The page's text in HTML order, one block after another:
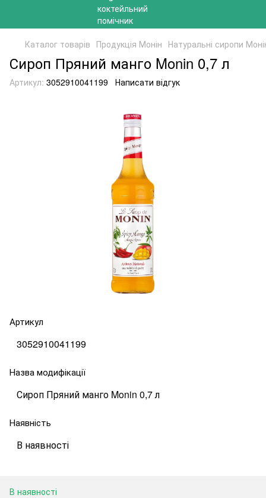
Каталог товарів Продукція Монін Натуральні сиропи
Сироп Пряний манго Monin 0,7 л
Артикул: 3052910041199 Написати відгук
Артикул
3052910041199
Назва модифікації
Сироп Пряний манго Monin 0,7 л
Наявність
В наявності
В наявності